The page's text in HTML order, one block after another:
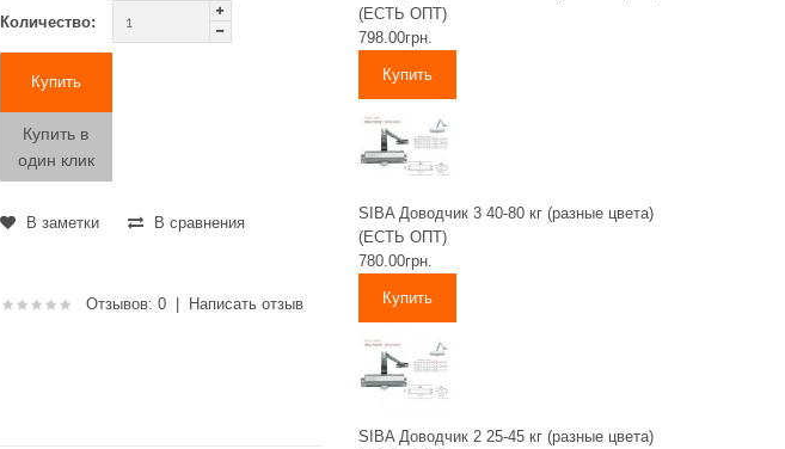
Количество:
Купить в
один клик
В заметки В сравнения
Отзывов: 0| Написать отзыв
(ЕСТЬ ОПТ)
798.00грн.
SIBA Доводчик 3 40-80 кг (разные цвета)
(ЕСТЬ ОПТ)
780.00грн.
SIBA Доводчик 2 25-45 кг (разные цвета)